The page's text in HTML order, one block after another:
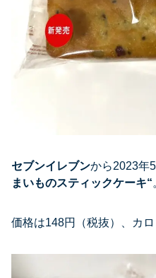
セブンイレブンから2023年
まいものスティックケーキ“
価格は148円（税抜）、カ